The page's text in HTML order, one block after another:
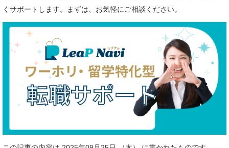
くサポートします。まずは、お気軽にご相談ください。